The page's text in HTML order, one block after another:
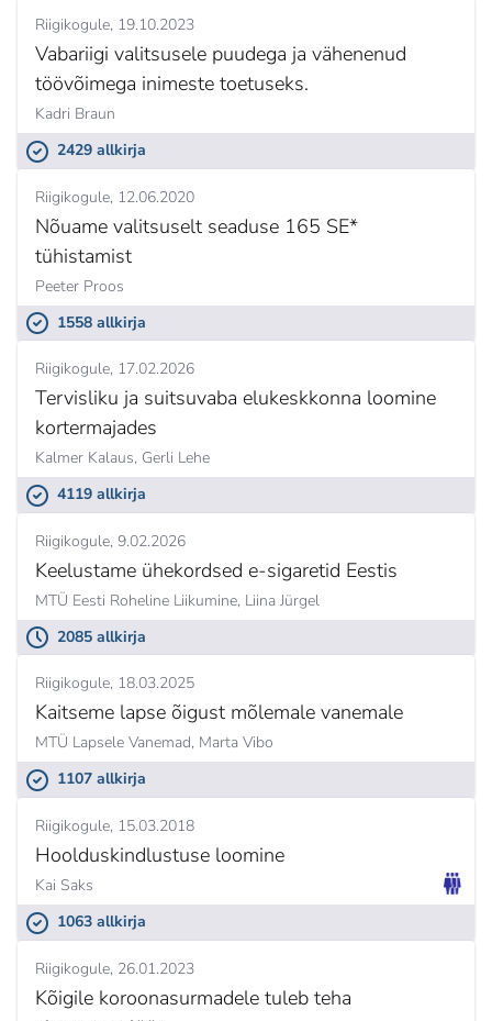
Riigikogule 19.10.2023
Vabariigi valitsusele puudega ja vähenenud
töövõimega inimeste toetuseks.
Kadri Braun
2429 allkirja
Riigikogule 12.06.2020
Nõuame valitsuselt seaduse 165 SE*
tühistamist
Peeter Proos
1558 allkirja
Riigikogule 17.02.2026
Tervisliku ja suitsuvaba elukeskkonna loomine
kortermajades
Kalmer Kalaus, Gerli Lehe
4119 allkirja
Riigikogule 9.02.2026
Keelustame ühekordsed e-sigaretid Eestis
MTÜ Eesti Roheline Liikumine, Liina Jürgel
2085 allkirja
Riigikogule 18.03.2025
Kaitseme lapse õigust mõlemale vanemale
MTÜ Lapsele Vanemad, Marta Vibo
1107 allkirja
Riigikogule 15.03.2018
Hoolduskindlustuse loomine
Kai Saks
1063 allkirja
Riigikogule 26.01.2023
Kõigile koroonasurmadele tuleb teha